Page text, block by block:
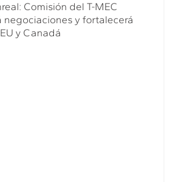
Comisión del T-MEC
negociaciones y fortalecerá
y Canadá